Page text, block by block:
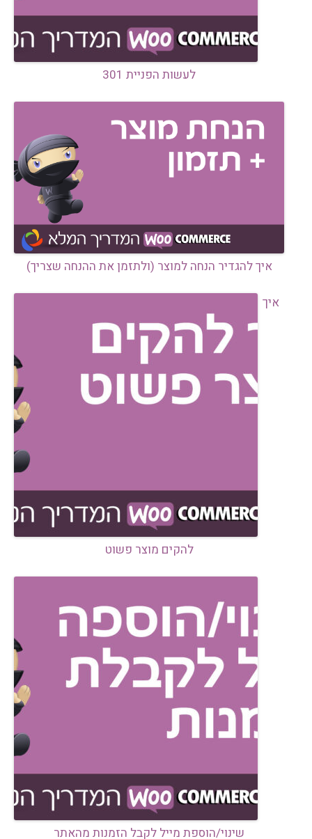
לעשות הפניית 301
איך להגדיר הנחה למוצר (ולתזמן את ההנחה שצריך)
איך
להקים מוצר פשוט
שינוי/הוספת מייל לקבל הזמנות מהאתר